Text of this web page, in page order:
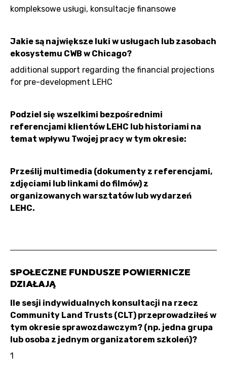
kompleksowe usługi, konsultacje finansowe
Jakie są największe luki w usługach lub zasobach
ekosystemu CWB w Chicago?
additional support regarding the financial projections
for pre-development LEHC
Podziel się wszelkimi bezpośrednimi
referencjami klientów LEHC lub historiami na
temat wpływu Twojej pracy w tym okresie:
Prześlij multimedia (dokumenty z referencjami,
zdjęciami lub linkami do filmów) z
organizowanych warsztatów lub wydarzeń
LEHC.
SPOŁECZNE FUNDUSZE POWIERNICZE
DZIAŁAJĄ
Ile sesji indywidualnych konsultacji na rzecz
Community Land Trusts (CLT) przeprowadziłeś w
tym okresie sprawozdawczym? (np. jedna grupa
lub osoba z jednym organizatorem szkoleń)?
1